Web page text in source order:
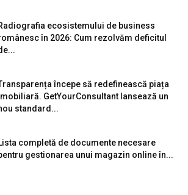
ecosistemului de business
în 2026: Cum rezolvăm deficitul
începe să redefinească piața
GetYourConsultant lansează un
standard...
completă de documente necesare
gestionarea unui magazin online în...